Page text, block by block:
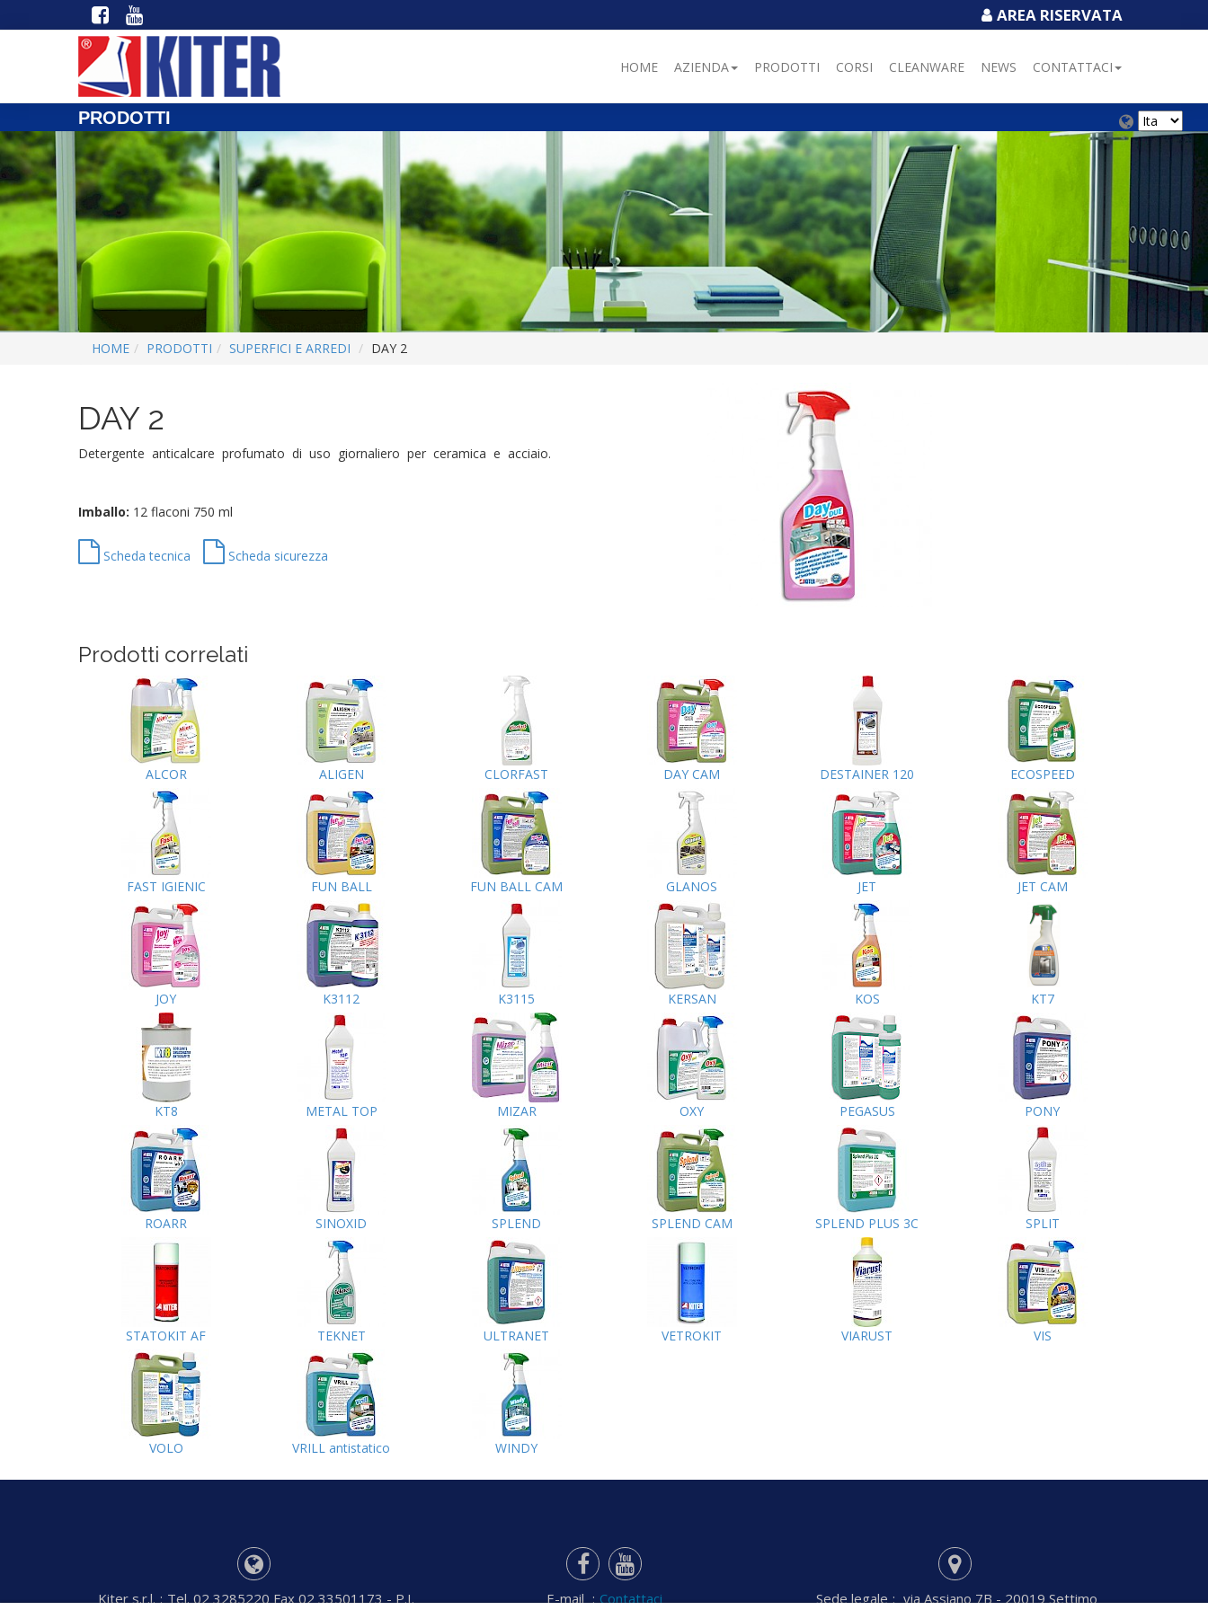
AREA RISERVATA
HOME AZIENDA PRODOTTI CORSI CLEANWARE NEWS CONTATTACI
PRODOTTI
HOME PRODOTTI SUPERFICI E ARREDI DAY 2
DAY 2
Detergente anticalcare profumato di uso giornaliero per ceramica e acciaio.
Imballo: 12 flaconi 750 ml
Scheda tecnica Scheda sicurezza
Prodotti correlati
ALCOR ALIGEN CLORFAST DAY CAM DESTAINER 120 ECOSPEED
FAST IGIENIC FUN BALL FUN BALL CAM GLANOS JET JET CAM
JOY K3112 K3115 KERSAN KOS KT7
KT8 METAL TOP MIZAR OXY PEGASUS PONY
ROARR SINOXID SPLEND SPLEND CAM SPLEND PLUS 3C SPLIT
STATOKIT AF TEKNET ULTRANET VETROKIT VIARUST VIS
VOLO VRILL antistatico WINDY
Kiter s.r.l. : Tel. 02 3285220 Fax 02 33501173 - P.I.
E-mail : Contattaci Sede legale : via Assiano 7B - 20019 Settimo